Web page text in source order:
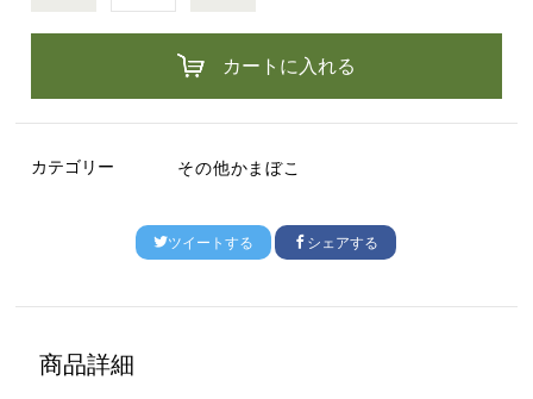
カートに入れる
カテゴリー その他かまぼこ
ツイートする シェアする
商品詳細